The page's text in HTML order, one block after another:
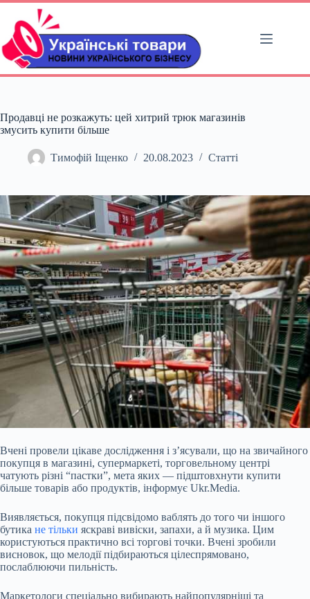
Перейти
вмісту
Продавці не розкажуть: цей хитрий трюк магазинів
змусить купити більше
Тимофій Іщенко 20.08.2023 Статті
Вчені провели цікаве дослідження і з’ясували, що на звичайного
покупця в магазині, супермаркеті, торговельному центрі
чатують різні “пастки”, мета яких — підштовхнути купити
більше товарів або продуктів, інформує Ukr.Media.
Виявляється, покупця підсвідомо ваблять до того чи іншого
бутика не тільки яскраві вивіски, запахи, а й музика. Цим
користуються практично всі торгові точки. Вчені зробили
висновок, що мелодії підбираються цілеспрямовано,
послаблюючи пильність.
Маркетологи спеціально вибирають найпопулярніші та